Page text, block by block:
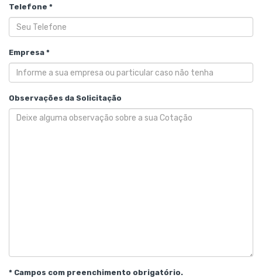
Telefone *
Empresa *
Observações da Solicitação
* Campos com preenchimento obrigatório.